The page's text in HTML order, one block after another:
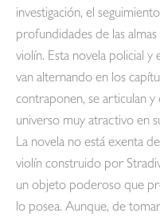
investigación, el
profundidades de las
violín. Esta novela policial
van alternando en los
contraponen, se articulan
universo muy atractivo en
La novela no está exenta
violín construido por
un objeto poderoso que
lo posea. Aunque, de